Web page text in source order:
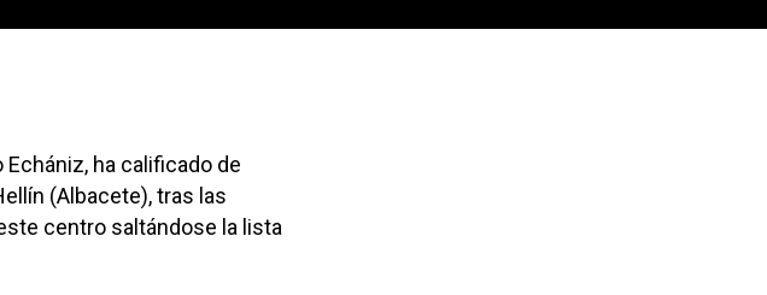
ha calificado de
(Albacete), tras las
centro saltándose la lista